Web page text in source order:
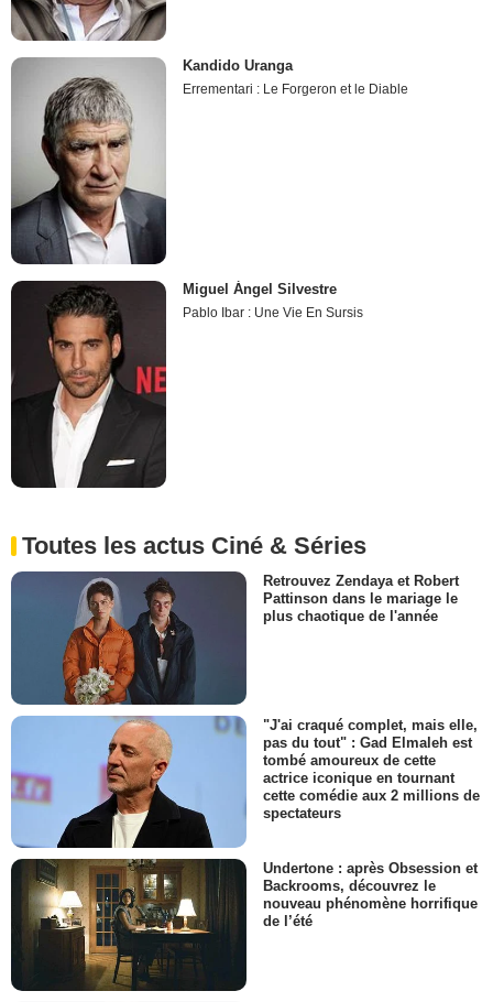
Kandido Uranga
Errementari : Le Forgeron et le Diable
Miguel Ángel Silvestre
Pablo Ibar : Une Vie En Sursis
Toutes les actus Ciné & Séries
Retrouvez Zendaya et Robert
Pattinson dans le mariage le
plus chaotique de l'année
"J'ai craqué complet, mais elle,
pas du tout" : Gad Elmaleh est
tombé amoureux de cette
actrice iconique en tournant
cette comédie aux 2 millions de
spectateurs
Undertone : après Obsession et
Backrooms, découvrez le
nouveau phénomène horrifique
de l’été